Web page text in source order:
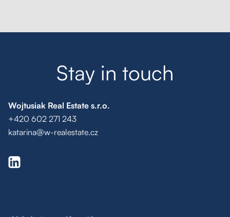
Stay in touch
Wojtusiak Real Estate s.r.o.
+420 602 271 243
katarina@w-realestate.cz